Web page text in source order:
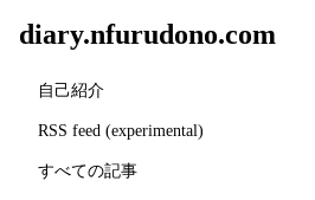
diary.nfurudono.com
自己紹介
RSS feed (experimental)
すべての記事